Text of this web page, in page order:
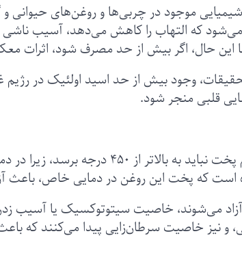
موجود در چربی‌ها و روغن‌های حیوانی
که التهاب را کاهش می‌دهد، آسیب ناشی از
حال، اگر بیش از حد مصرف شود، اثرات
وجود بیش از حد اسید اولئیک در
قلبی منجر شود.
دمای روغن آفتابگردان هنگام پخت نباید به
که پخت این روغن در دمایی خاص، باعث
آزاد می‌شوند، خاصیت سیتوتوکسیک یا آسیب‌
و نیز خاصیت سرطان‌زایی پیدا می‌کنند که